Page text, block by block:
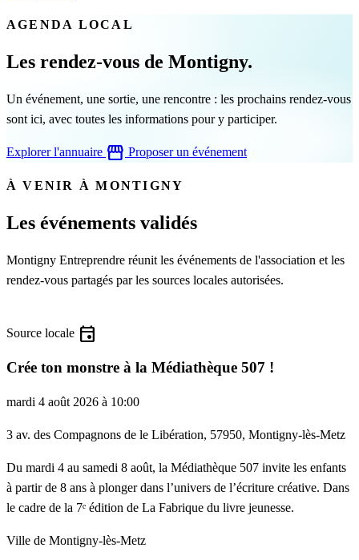
AGENDA LOCAL
Les rendez-vous de Montigny.
Un événement, une sortie, une rencontre : les prochains rendez-vous
sont ici, avec toutes les informations pour y participer.
Explorer l'annuaire storefront Proposer un événement
À VENIR À MONTIGNY
Les événements validés
Montigny Entreprendre réunit les événements de l'association et les
rendez-vous partagés par les sources locales autorisées.
Source locale event
Crée ton monstre à la Médiathèque 507 !
mardi 4 août 2026 à 10:00
3 av. des Compagnons de le Libération, 57950, Montigny-lès-Metz
Du mardi 4 au samedi 8 août, la Médiathèque 507 invite les enfants
à partir de 8 ans à plonger dans l’univers de l’écriture créative. Dans
le cadre de la 7ᵉ édition de La Fabrique du livre jeunesse.
Ville de Montigny-lès-Metz